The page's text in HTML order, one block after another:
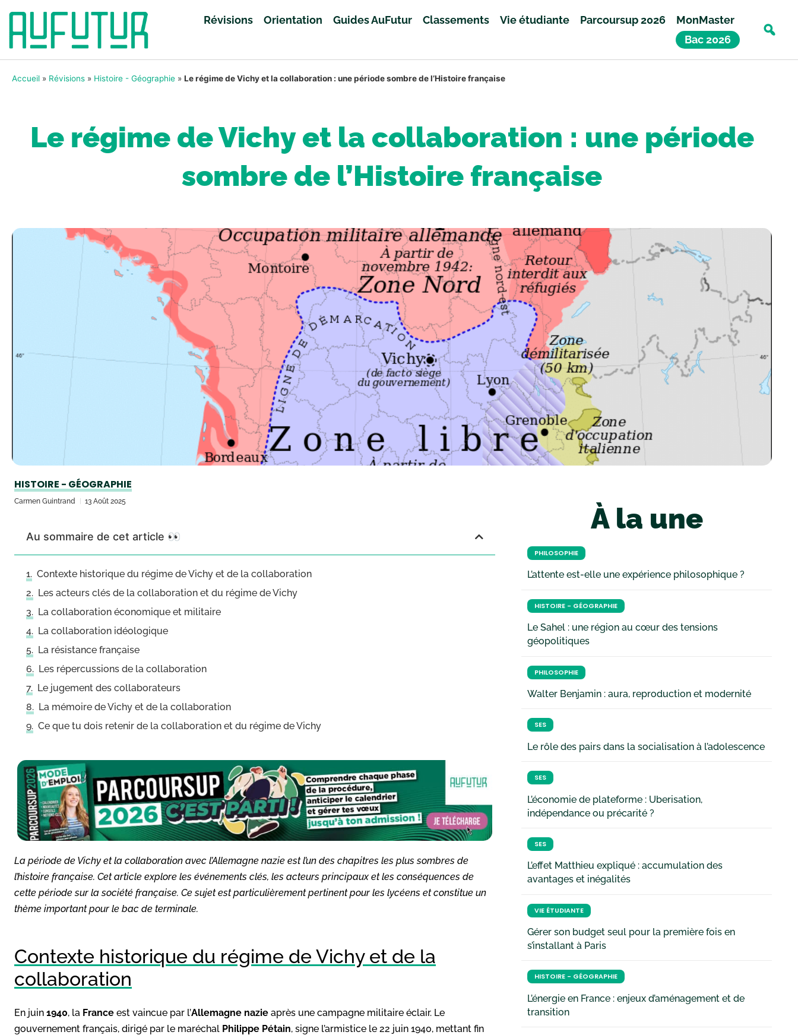
Révisions Orientation Guides AuFutur Classements Vie étudiante Parcoursup 2026
MonMaster
Bac 2026
Accueil » Révisions » Histoire - Géographie » Le régime de Vichy et la collaboration : une période sombre de l’Histoire française
Le régime de Vichy et la collaboration : une période
sombre de l’Histoire française
HISTOIRE - GÉOGRAPHIE
Carmen Guintrand 13 Août 2025
Au sommaire de cet article 👀
Contexte historique du régime de Vichy et de la collaboration
Les acteurs clés de la collaboration et du régime de Vichy
La collaboration économique et militaire
La collaboration idéologique
La résistance française
Les répercussions de la collaboration
Le jugement des collaborateurs
La mémoire de Vichy et de la collaboration
Ce que tu dois retenir de la collaboration et du régime de Vichy
La période de Vichy et la collaboration avec l’Allemagne nazie est l’un des chapitres les plus sombres de
l’histoire française. Cet article explore les événements clés, les acteurs principaux et les conséquences de
cette période sur la société française. Ce sujet est particulièrement pertinent pour les lycéens et constitue un
thème important pour le bac de terminale.
Contexte historique du régime de Vichy et de la
collaboration
En juin 1940, la France est vaincue par l’Allemagne nazie après une campagne militaire éclair. Le
gouvernement français, dirigé par le maréchal Philippe Pétain, signe l’armistice le 22 juin 1940, mettant fin
À la une
PHILOSOPHIE
L’attente est-elle une expérience philosophique ?
HISTOIRE - GÉOGRAPHIE
Le Sahel : une région au cœur des tensions
géopolitiques
PHILOSOPHIE
Walter Benjamin : aura, reproduction et modernité
SES
Le rôle des pairs dans la socialisation à l’adolescence
SES
L’économie de plateforme : Uberisation,
indépendance ou précarité ?
SES
L’effet Matthieu expliqué : accumulation des
avantages et inégalités
VIE ÉTUDIANTE
Gérer son budget seul pour la première fois en
s’installant à Paris
HISTOIRE - GÉOGRAPHIE
L’énergie en France : enjeux d’aménagement et de
transition